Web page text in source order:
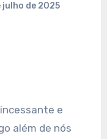
julho de 2025
além de nós